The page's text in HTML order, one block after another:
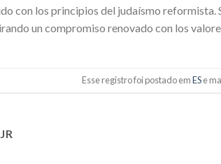
con los principios del judaísmo reformista.
un compromiso renovado con los
Esse registro foi postado emESe